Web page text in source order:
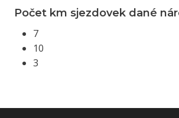
Počet km sjezdovek dané
7
10
3